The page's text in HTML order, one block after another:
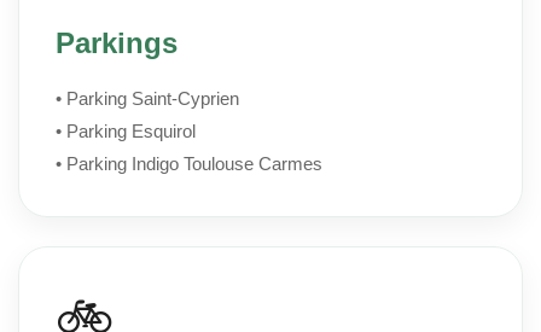
Parkings
• Parking Saint-Cyprien
• Parking Esquirol
• Parking Indigo Toulouse Carmes
🚲